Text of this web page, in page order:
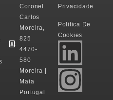
Coronel
Carlos
Moreira,
825
4470-
580
Moreira |
Maia
Portugal
Privacidade
Politica De
Cookies